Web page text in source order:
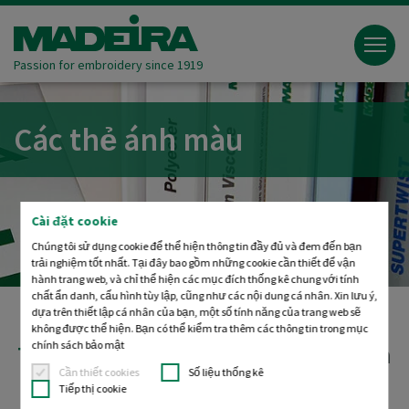
Cài đặt cookie
Chúng tôi sử dụng cookie để thể hiện thông tin đầy đủ và đem đến bạn
trải nghiệm tốt nhất. Tại đây bao gồm những cookie cần thiết để vận
hành trang web, và chỉ thể hiện các mục đích thống kê chung với tính
chất ẩn danh, cấu hình tùy lập, cũng như các nội dung cá nhân. Xin lưu ý,
dựa trên thiết lập cá nhân của bạn, một số tính năng của trang web sẽ
không được thể hiện. Bạn có thể kiểm tra thêm các thông tin trong mục
chính sách bảo mật
Cần thiết cookies
Số liệu thống kê
Tiếp thị cookie
Passion for embroidery since 1919
Các thẻ ánh màu
TẤT CẢ THẺ ÁNH MÀU
như phiên bản
trực tuyến hoặc tải dạng PDF